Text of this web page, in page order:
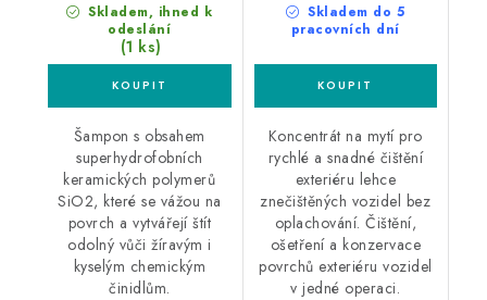
Skladem, ihned k
odeslání
(1 ks)
Šampon s obsahem
superhydrofobních
keramických polymerů
SiO2, které se vážou na
povrch a vytvářejí štít
odolný vůči žíravým i
kyselým chemickým
činidlům.
Skladem do 5
pracovních dní
Koncentrát na mytí pro
rychlé a snadné čištění
exteriéru lehce
znečištěných vozidel bez
oplachování. Čištění,
ošetření a konzervace
povrchů exteriéru vozidel
v jedné operaci.